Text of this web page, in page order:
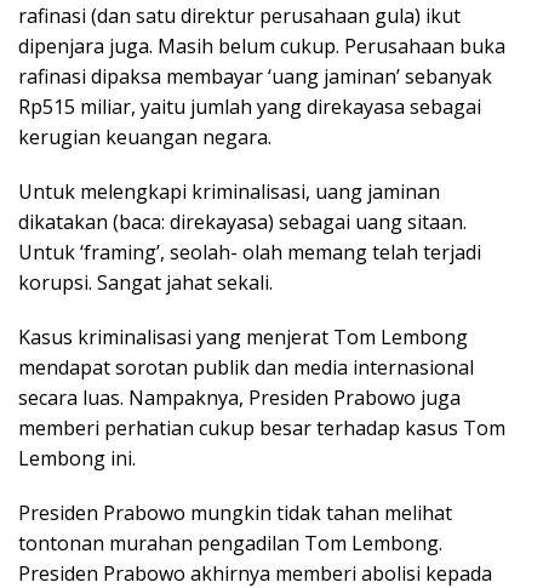
rafinasi (dan satu direktur perusahaan gula) ikut
dipenjara juga. Masih belum cukup. Perusahaan buka
rafinasi dipaksa membayar ‘uang jaminan’ sebanyak
Rp515 miliar, yaitu jumlah yang direkayasa sebagai
kerugian keuangan negara.
Untuk melengkapi kriminalisasi, uang jaminan
dikatakan (baca: direkayasa) sebagai uang sitaan.
Untuk ‘framing’, seolah- olah memang telah terjadi
korupsi. Sangat jahat sekali.
Kasus kriminalisasi yang menjerat Tom Lembong
mendapat sorotan publik dan media internasional
secara luas. Nampaknya, Presiden Prabowo juga
memberi perhatian cukup besar terhadap kasus Tom
Lembong ini.
Presiden Prabowo mungkin tidak tahan melihat
tontonan murahan pengadilan Tom Lembong.
Presiden Prabowo akhirnya memberi abolisi kepada